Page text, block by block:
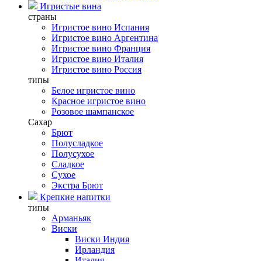
Игристые вина
страны
Игристое вино Испания
Игристое вино Аргентина
Игристое вино Франция
Игристое вино Италия
Игристое вино Россия
типы
Белое игристое вино
Красное игристое вино
Розовое шампанское
Сахар
Брют
Полусладкое
Полусухое
Сладкое
Сухое
Экстра Брют
Крепкие напитки
типы
Арманьяк
Виски
Виски Индия
Ирландия